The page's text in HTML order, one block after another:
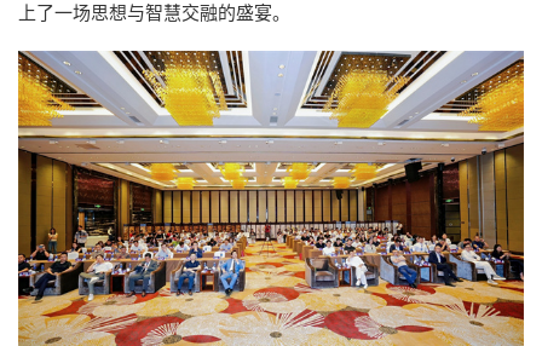
上了一场思想与智慧交融的盛宴。